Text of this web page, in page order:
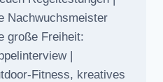
Nachwuchsmeister
große Freiheit:
|
Fitness, kreatives